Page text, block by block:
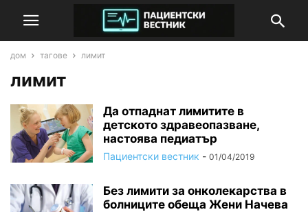
дом тагове лимит
лимит
Да отпаднат лимитите в
детското здравеопазване,
настоява педиатър
Пациентски вестник - 01/04/2019
Без лимити за онколекарства в
болниците обеща Жени Начева